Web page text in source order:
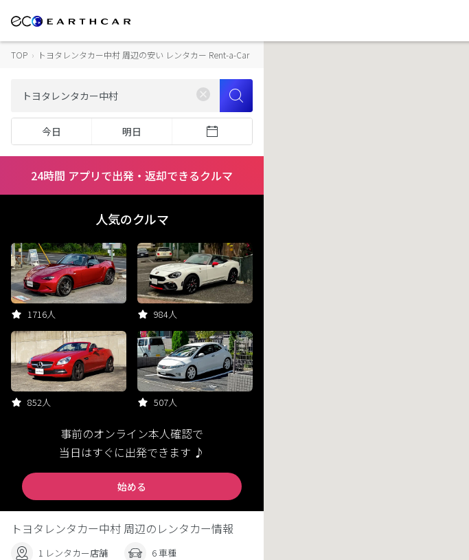
TOP › トヨタレンタカー中村 周辺の安い レンタカー Rent-a-Car
今日 明日
24時間 アプリで出発・返却できるクルマ
人気のクルマ
1716人 984人
852人 507人
事前のオンライン本人確認で
当日はすぐに出発できます ♪
始める
トヨタレンタカー中村 周辺のレンタカー情報
1 レンタカー店舗 6 車種